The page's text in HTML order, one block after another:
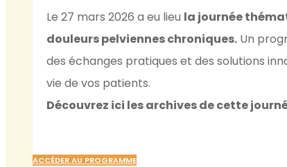
Le 27 mars 2026 a eu lieu la journée
douleurs pelviennes chroniques. Un
des échanges pratiques et des solutions
vie de vos patients.
Découvrez ici les archives de cette
ACCÉDER AU PROGRAMME